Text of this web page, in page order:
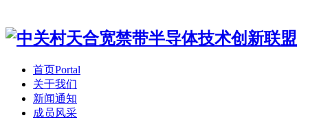
首页Portal
关于我们
新闻通知
成员风采